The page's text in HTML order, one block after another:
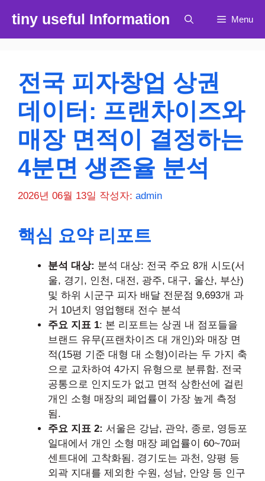
츠
tiny useful Information Menu
전국 피자창업 상권
데이터: 프랜차이즈와
매장 면적이 결정하는
4분면 생존율 분석
2026년 06월 13일 작성자: admin
핵심 요약 리포트
분석 대상: 분석 대상: 전국 주요 8개 시도(서
울, 경기, 인천, 대전, 광주, 대구, 울산, 부산)
및 하위 시군구 피자 배달 전문점 9,693개 과
거 10년치 영업행태 전수 분석
주요 지표 1: 본 리포트는 상권 내 점포들을
브랜드 유무(프랜차이즈 대 개인)와 매장 면
적(15평 기준 대형 대 소형)이라는 두 가지 축
으로 교차하여 4가지 유형으로 분류함. 전국
공통으로 인지도가 없고 면적 상한선에 걸린
개인 소형 매장의 폐업률이 가장 높게 측정
됨.
주요 지표 2: 서울은 강남, 관악, 종로, 영등포
일대에서 개인 소형 매장 폐업률이 60~70퍼
센트대에 고착화됨. 경기도는 과천, 양평 등
외곽 지대를 제외한 수원, 성남, 안양 등 인구